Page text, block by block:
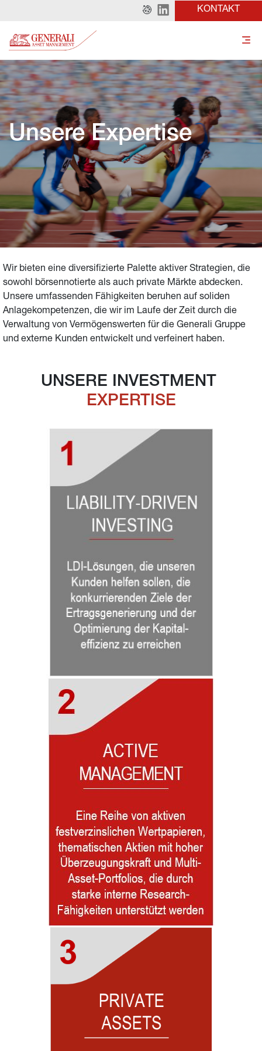
KONTAKT
Unsere Expertise
Wir bieten eine diversifizierte Palette aktiver Strategien, die
sowohl börsennotierte als auch private Märkte abdecken.
Unsere umfassenden Fähigkeiten beruhen auf soliden
Anlagekompetenzen, die wir im Laufe der Zeit durch die
Verwaltung von Vermögenswerten für die Generali Gruppe
und externe Kunden entwickelt und verfeinert haben.
UNSERE INVESTMENT
EXPERTISE